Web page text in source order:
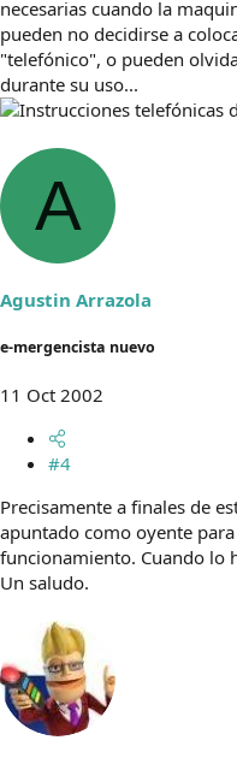
necesarias cuando la
pueden no decidirse a
"telefónico", o pueden
durante su uso...
A
Agustin Arrazola
e-mergencista nuevo
11 Oct 2002
#4
Precisamente a finales de
apuntado como oyente
funcionamiento. Cuando lo
Un saludo.